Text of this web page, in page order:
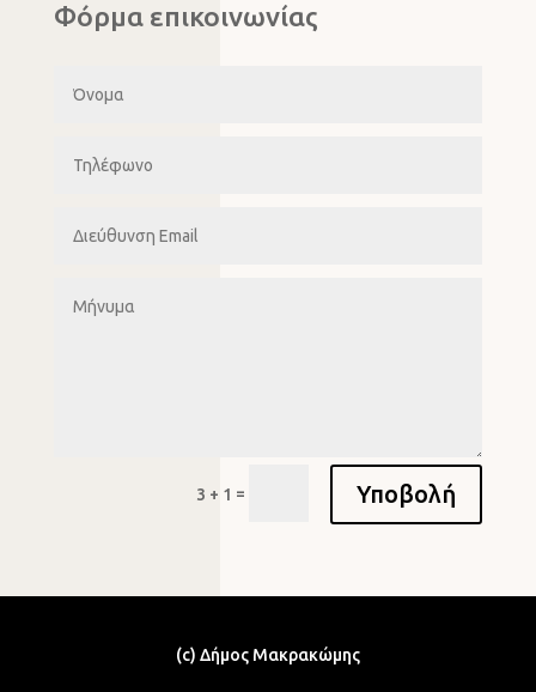
Φόρμα επικοινωνίας
3 + 1 = Υποβολή
(c) Δήμος Μακρακώμης